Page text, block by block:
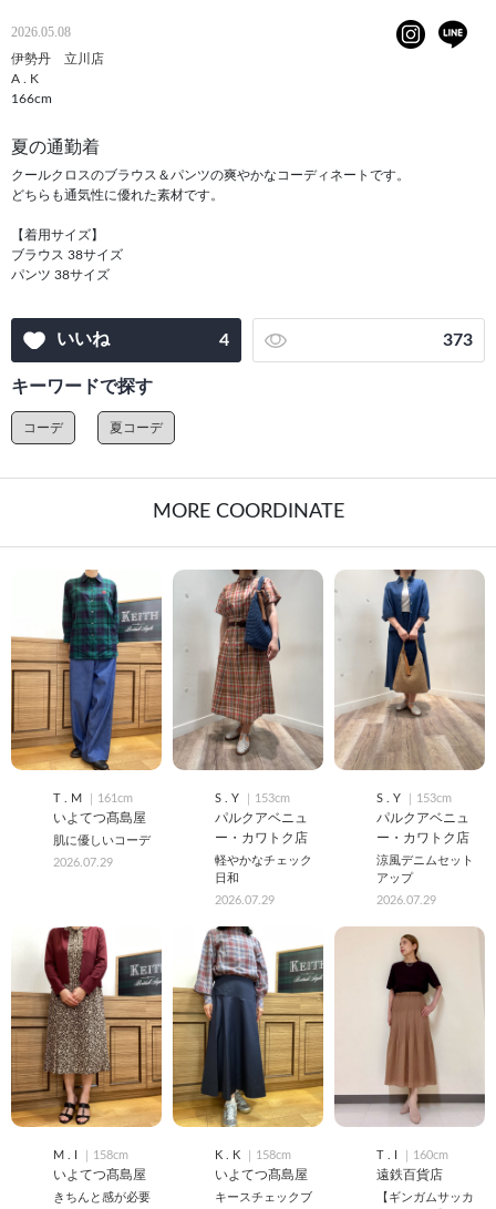
2026.05.08
伊勢丹 立川店
A . K
166cm
夏の通勤着
クールクロスのブラウス＆パンツの爽やかなコーディネートです。
どちらも通気性に優れた素材です。
【着用サイズ】
ブラウス 38サイズ
パンツ 38サイズ
いいね 4 373
キーワードで探す
コーデ 夏コーデ
MORE COORDINATE
T . M ｜161cm
いよてつ髙島屋
肌に優しいコーデ
2026.07.29
S . Y ｜153cm
パルクアベニュ
ー・カワトク店
軽やかなチェック
日和
2026.07.29
S . Y ｜153cm
パルクアベニュ
ー・カワトク店
涼風デニムセット
アップ
2026.07.29
M . I ｜158cm
いよてつ髙島屋
きちんと感が必要
K . K ｜158cm
いよてつ髙島屋
キースチェックブ
T . I ｜160cm
遠鉄百貨店
【ギンガムサッカ